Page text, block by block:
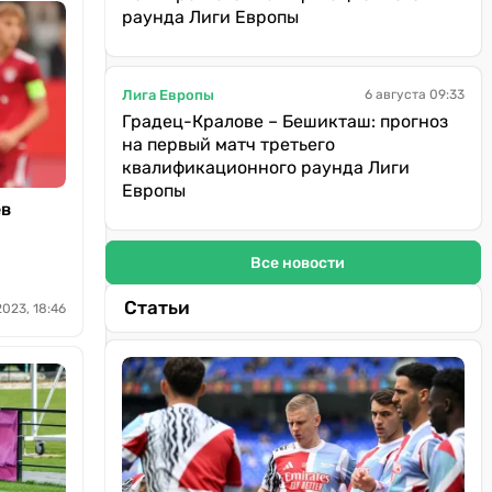
18:46
раунда Лиги Европы
Лига Европы 6 августа 09:33
Градец-Кралове – Бешикташ: прогноз
на первый матч третьего
квалификационного раунда Лиги
Европы
Все новости
Статьи